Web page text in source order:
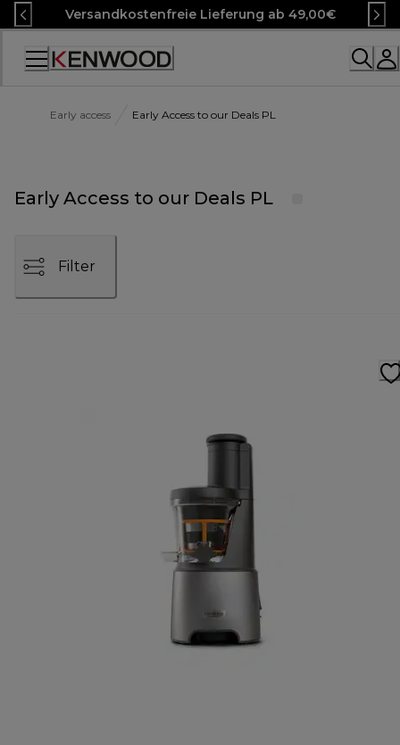
Skip
to
Content
Versandkostenfreie Lieferung ab 49,00€
Accessibility
Early access Early Access to our Deals PL
Early Access to our Deals PL
Filter